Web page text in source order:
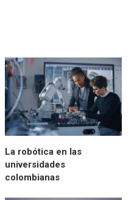
La robótica en las
universidades
colombianas